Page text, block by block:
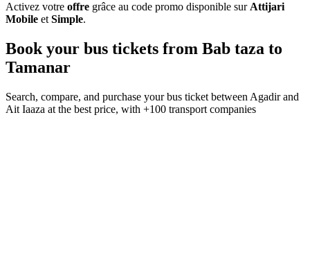
Activez votre offre grâce au code promo disponible sur Attijari
Mobile et Simple.
Book your bus tickets from Bab taza to
Tamanar
Search, compare, and purchase your bus ticket between Agadirand
Ait Iaaza at the best price, with +100 transport companies